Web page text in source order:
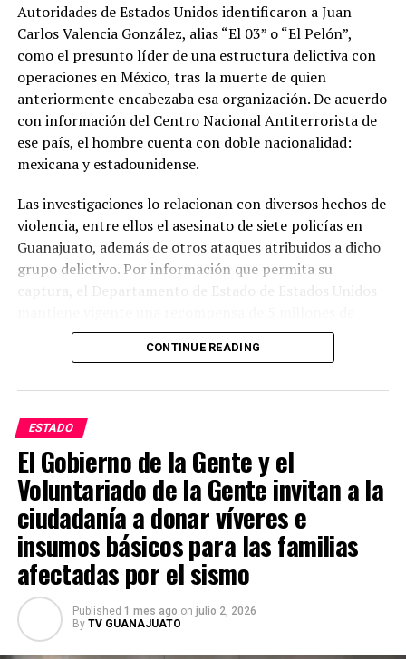
Autoridades de Estados Unidos identificaron a Juan
Carlos Valencia González, alias “El 03” o “El Pelón”,
como el presunto líder de una estructura delictiva con
operaciones en México, tras la muerte de quien
anteriormente encabezaba esa organización. De acuerdo
con información del Centro Nacional Antiterrorista de
ese país, el hombre cuenta con doble nacionalidad:
mexicana y estadounidense.
Las investigaciones lo relacionan con diversos hechos de
violencia, entre ellos el asesinato de siete policías en
Guanajuato, además de otros ataques atribuidos a dicho
grupo delictivo. Por información que permita su
captura, el Departamento de Estado de Estados Unidos
delictivo mantiene presencia en varios estados del país y
lo consideran uno de los principales generadores de
violencia. Mientras tanto, las investigaciones continúan
y las autoridades mexicanas y estadounidenses
mantienen la búsqueda de Juan Carlos Valencia
González para que responda ante la justicia por los
delitos que se le atribuyen.
CONTINUE READING
ESTADO
El Gobierno de la Gente y el
Voluntariado de la Gente invitan a la
ciudadanía a donar víveres e
insumos básicos para las familias
afectadas por el sismo
Published 1 mes ago on julio 2, 2026
By TV GUANAJUATO